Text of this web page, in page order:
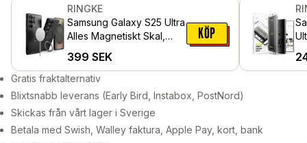
RINGKE
Samsung Galaxy S25 Ultra
Alles Magnetiskt Skal,
399 SEK
KÖP
Gratis fraktalternativ
Blixtsnabb leverans (Early Bird, Instabox, PostNord)
Skickas från vårt lager i Sverige
Betala med Swish, Walley faktura, Apple Pay, kort, bank